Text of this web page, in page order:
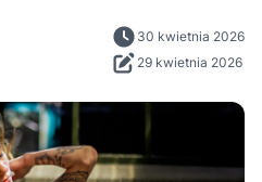
30 kwietnia 2026
29 kwietnia 2026